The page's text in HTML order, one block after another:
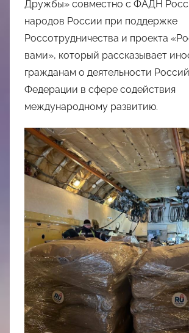
Дружбы» совместно с ФАДН
народов России при поддержке
Россотрудничества и проекта
вами», который рассказывает
гражданам о деятельности
Федерации в сфере содействия
международному развитию.